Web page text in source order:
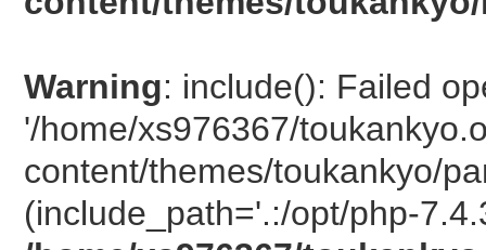
Warning: include(): Failed
'/home/xs976367/
content/themes/toukankyo/
(include_path='.:/opt/php-